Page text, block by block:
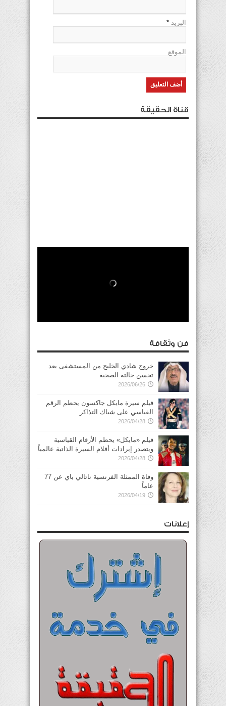
البريد *
الموقع
قناة الحقيقة
فن وثقافة
خروج شادي الخليج من المستشفى بعد
تحسن حالته الصحية
2026/06/26
فيلم سيرة مايكل جاكسون يحطم الرقم
القياسي على شباك التذاكر
2026/04/28
فيلم «مايكل» يحطم الأرقام القياسية
ويتصدر إيرادات أفلام السيرة الذاتية عالمياً
2026/04/28
وفاة الممثلة الفرنسية ناتالي باي عن 77
عاماً
2026/04/19
إعلانات